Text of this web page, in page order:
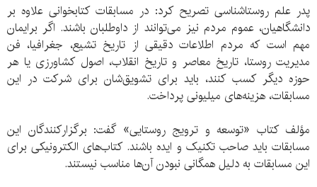
پدر علم روستاشناسی تصریح کرد: در مسابقات کتابخوانی علاوه بر
دانشگاهیان، عموم مردم نیز ‌می‌توانند از داوطلبان باشند. اگر برایمان
مهم است که مردم اطلاعات دقیقی از تاریخ تشیع، جغرافیا،‌ فن
مدیریت روستا،‌ تاریخ معاصر و تاریخ انقلاب، اصول کشاورزی یا هر
حوزه دیگر کسب کنند، باید برای تشویق‌شان برای شرکت در این
مسابقات، هزینه‌های میلیونی پرداخت.
مؤلف کتاب «توسعه و ترويج روستايی» گفت: برگزارکنندگان این
مسابقات باید صاحب تکنیک و ایده باشند. کتاب‌های الکترونیکی برای
این مسابقات به دلیل همگانی نبودن آن‌ها مناسب نیستند.